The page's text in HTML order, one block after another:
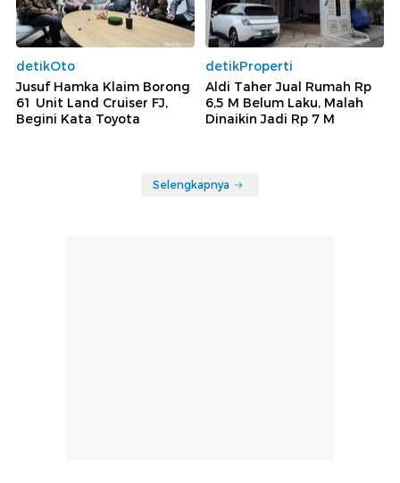
detikOto
Jusuf Hamka Klaim Borong
61 Unit Land Cruiser FJ,
Begini Kata Toyota
detikProperti
Aldi Taher Jual Rumah Rp
6,5 M Belum Laku, Malah
Dinaikin Jadi Rp 7 M
Selengkapnya